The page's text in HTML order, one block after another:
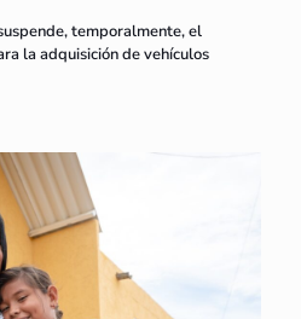
temporalmente, el
la adquisición de vehículos